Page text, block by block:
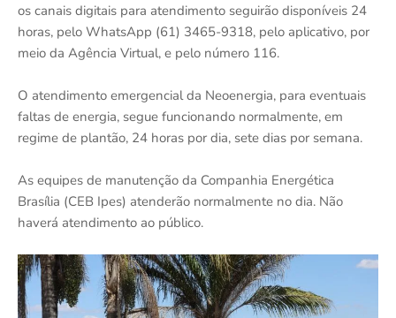
os canais digitais para atendimento seguirão disponíveis 24
horas, pelo WhatsApp (61) 3465-9318, pelo aplicativo, por
meio da Agência Virtual, e pelo número 116.
O atendimento emergencial da Neoenergia, para eventuais
faltas de energia, segue funcionando normalmente, em
regime de plantão, 24 horas por dia, sete dias por semana.
As equipes de manutenção da Companhia Energética
Brasília (CEB Ipes) atenderão normalmente no dia. Não
haverá atendimento ao público.